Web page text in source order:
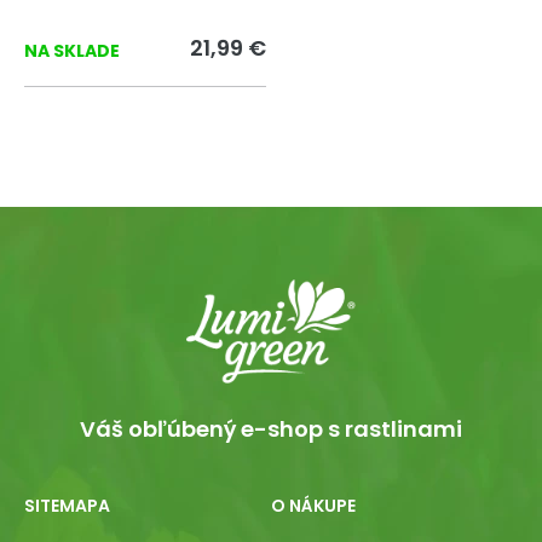
NA SKLADE 21,99 €
Váš obľúbený e-shop s rastlinami
SITEMAPA O NÁKUPE